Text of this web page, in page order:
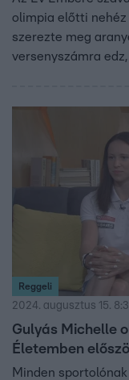
olimpia előtti nehéz
szerezte meg
versenyszámra
Reggeli
2024. augusztus 15.
Gulyás Michelle
Életemben
Minden